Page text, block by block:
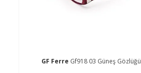
GF Ferre Gf918 03 Güneş Gözlüğü